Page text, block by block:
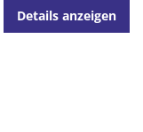
Details anzeigen